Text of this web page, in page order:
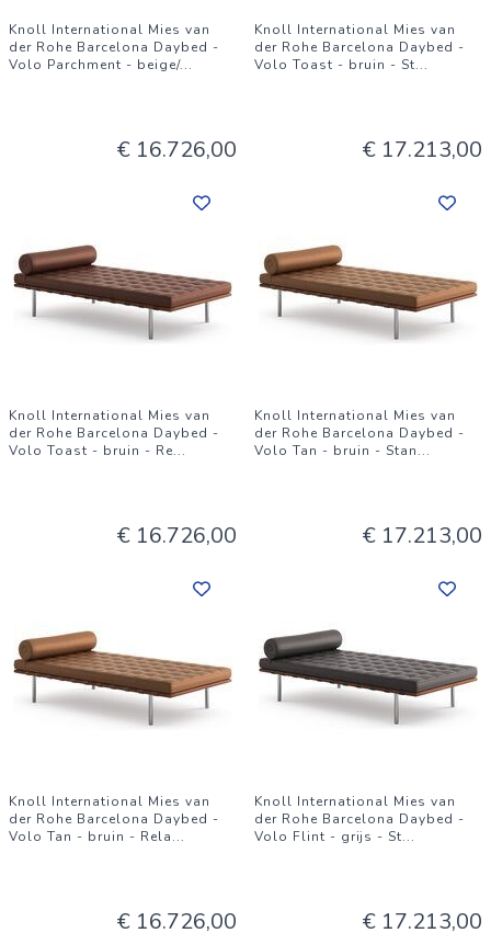
Knoll International Mies van
der Rohe Barcelona Daybed -
Volo Parchment - beige/...
€ 16.726,00
Knoll International Mies van
der Rohe Barcelona Daybed -
Volo Toast - bruin - St...
€ 17.213,00
Knoll International Mies van
der Rohe Barcelona Daybed -
Volo Toast - bruin - Re...
€ 16.726,00
Knoll International Mies van
der Rohe Barcelona Daybed -
Volo Tan - bruin - Stan...
€ 17.213,00
Knoll International Mies van
der Rohe Barcelona Daybed -
Volo Tan - bruin - Rela...
€ 16.726,00
Knoll International Mies van
der Rohe Barcelona Daybed -
Volo Flint - grijs - St...
€ 17.213,00